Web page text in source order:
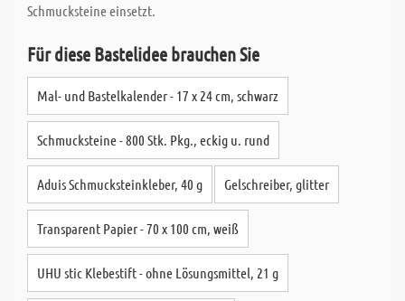
Schmucksteine einsetzt.
Für diese Bastelidee brauchen Sie
Mal- und Bastelkalender - 17 x 24 cm, schwarz
Schmucksteine - 800 Stk. Pkg., eckig u. rund
Aduis Schmucksteinkleber, 40 g Gelschreiber, glitter
Transparent Papier - 70 x 100 cm, weiß
UHU stic Klebestift - ohne Lösungsmittel, 21 g